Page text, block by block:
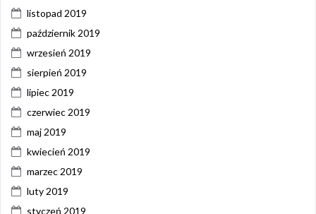
listopad 2019
październik 2019
wrzesień 2019
sierpień 2019
lipiec 2019
czerwiec 2019
maj 2019
kwiecień 2019
marzec 2019
luty 2019
styczeń 2019